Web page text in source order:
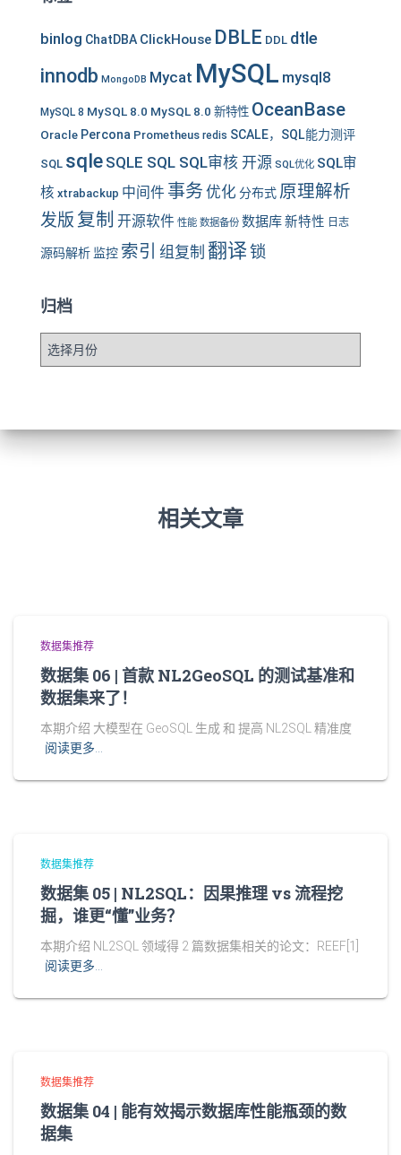
binlog ChatDBA ClickHouse DBLE DDL dtle
innodb MongoDB Mycat MySQL mysql8
MySQL 8 MySQL 8.0 MySQL 8.0 新特性 OceanBase
Oracle Percona Prometheus redis SCALE，SQL能力测评
SQL sqle SQLE SQL SQL审核 开源 SQL优化 SQL审
核 xtrabackup 中间件 事务 优化 分布式 原理解析
发版 复制 开源软件 性能 数据备份 数据库新特性 日志
源码解析 监控 索引 组复制 翻译锁
归档
归
档
相关文章
数据集推荐
数据集 06 | 首款 NL2GeoSQL 的测试基准和
数据集来了！
本期介绍 大模型在 GeoSQL 生成 和 提高 NL2SQL 精准度
阅读更多…
数据集推荐
数据集 05 | NL2SQL：因果推理 vs 流程挖
掘，谁更“懂”业务？
本期介绍 NL2SQL 领域得 2 篇数据集相关的论文：REEF[1]
阅读更多…
数据集推荐
数据集 04 | 能有效揭示数据库性能瓶颈的数
据集